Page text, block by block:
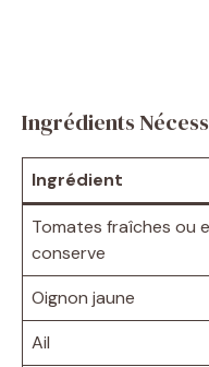
Ingrédients
Ingrédient
Tomates fraîches ou
conserve
Oignon jaune
Ail